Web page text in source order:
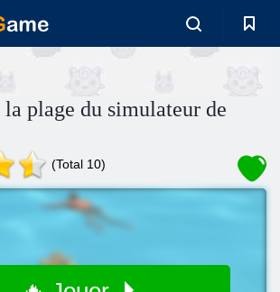
la plage du simulateur de
(Total 10)